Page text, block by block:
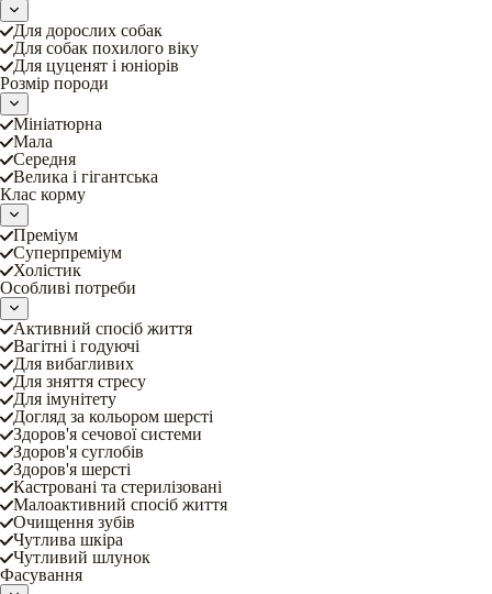
Для дорослих собак
Для собак похилого віку
Для цуценят і юніорів
Розмір породи
Мініатюрна
Мала
Середня
Велика і гігантська
Клас корму
Преміум
Суперпреміум
Холістик
Особливі потреби
Активний спосіб життя
Вагітні і годуючі
Для вибагливих
Для зняття стресу
Для імунітету
Догляд за кольором шерсті
Здоров'я сечової системи
Здоров'я суглобів
Здоров'я шерсті
Кастровані та стерилізовані
Малоактивний спосіб життя
Очищення зубів
Чутлива шкіра
Чутливий шлунок
Фасування